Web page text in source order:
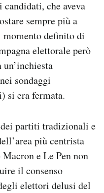
che aveva
sempre più a
momento definito di
elettorale però
sondaggi
si era fermata.
partiti tradizionali e
più centrista
e Le Pen non
il consenso
elettori delusi del